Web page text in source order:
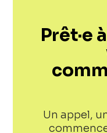
Prêt·e
Un appel,